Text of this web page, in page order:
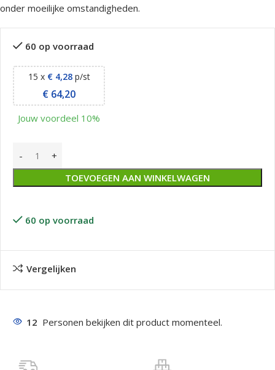
onder moeilijke omstandigheden.
60 op voorraad
15 x €4,28p/st
€ 64,20
Jouw voordeel 10%
TOEVOEGEN AAN WINKELWAGEN
60 op voorraad
Vergelijken
12 Personen bekijken dit product momenteel.